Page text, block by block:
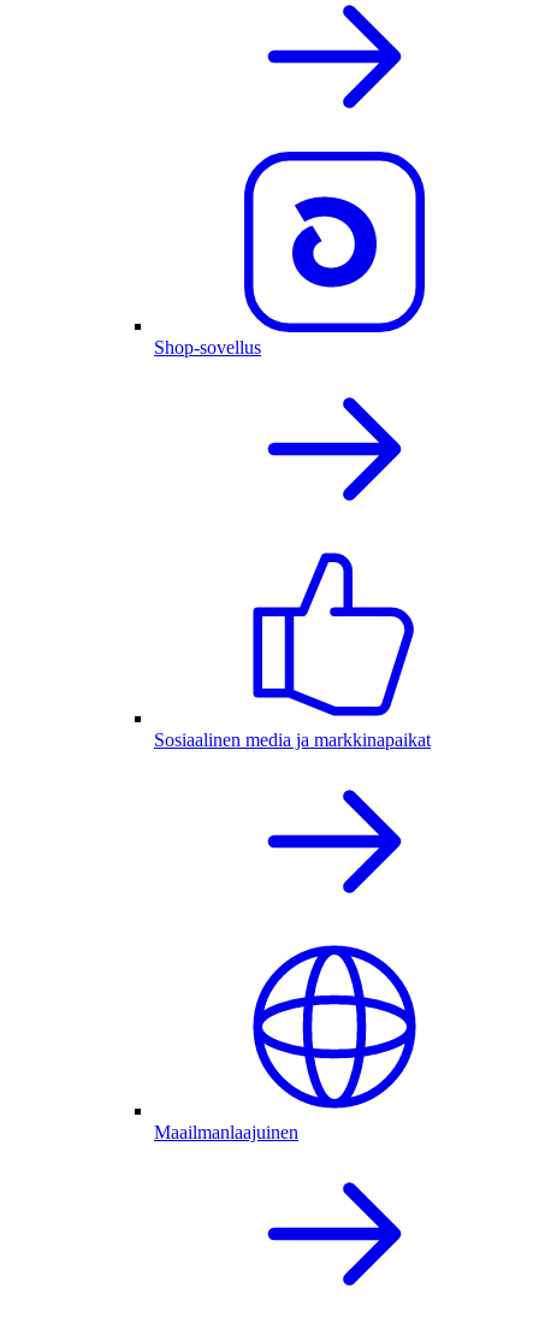
Shop-sovellus
Sosiaalinen media ja markkinapaikat
Maailmanlaajuinen